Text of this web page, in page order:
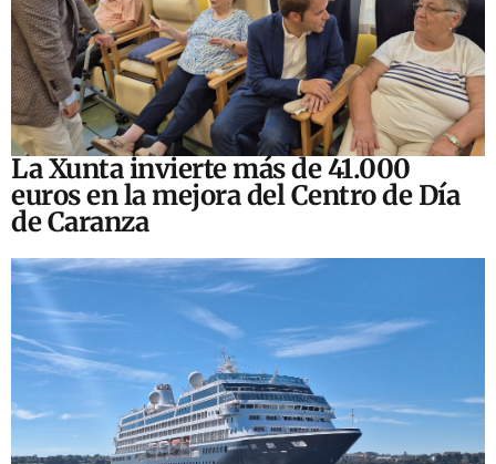
La Xunta invierte más de 41.000
euros en la mejora del Centro de Día
de Caranza